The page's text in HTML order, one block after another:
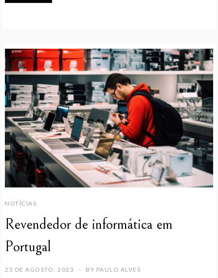
NOTÍCIAS
Revendedor de informática em
Portugal
25 DE AGOSTO, 2023 BY PAULO ALVES